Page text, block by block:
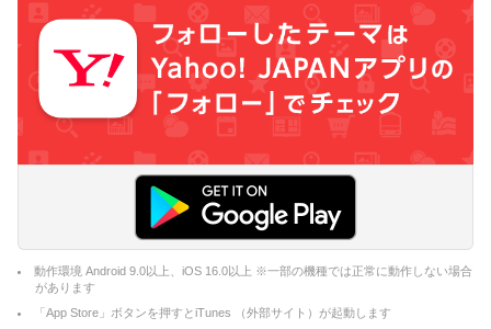
動作環境 Android 9.0以上、iOS 16.0以上 ※一部の機種では正常に動作しない場合
があります
「App Store」ボタンを押すとiTunes （外部サイト）が起動します